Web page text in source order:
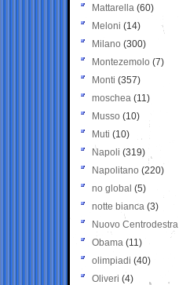
Mattarella (60)
Meloni (14)
Milano (300)
Montezemolo (7)
Monti (357)
moschea (11)
Musso (10)
Muti (10)
Napoli (319)
Napolitano (220)
no global (5)
notte bianca (3)
Nuovo Centrodestra
Obama (11)
olimpiadi (40)
Oliveri (4)